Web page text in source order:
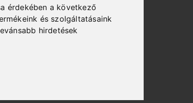
érdekében a következő
és szolgáltatásaink
hirdetések